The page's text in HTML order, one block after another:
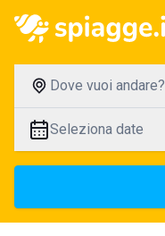
Dove vuoi andare?
Seleziona date